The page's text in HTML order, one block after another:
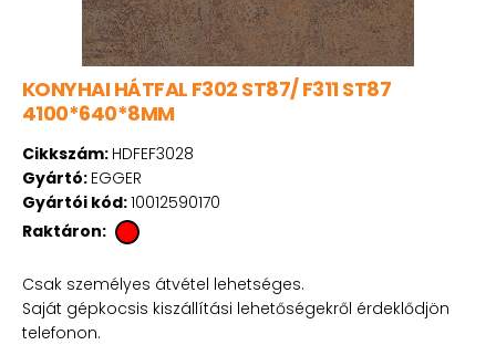
KONYHAI HÁTFAL F302 ST87/ F311 ST87
4100*640*8MM
Cikkszám: HDFEF3028
Gyártó: EGGER
Gyártói kód:10012590170
Raktáron:
Csak személyes átvétel lehetséges.
Saját gépkocsis kiszállítási lehetőségekről érdeklődjön
telefonon.